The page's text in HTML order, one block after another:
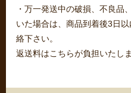
・万一発送中の破損、不良品
いた場合は、商品到着後3日
絡下さい。
返送料はこちらが負担いたしま